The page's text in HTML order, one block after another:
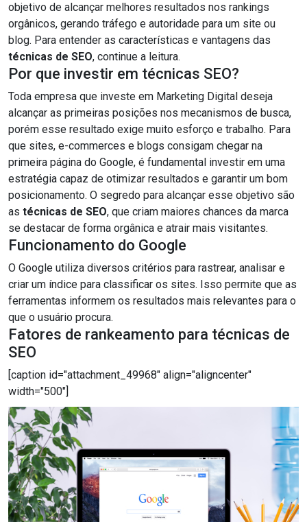
objetivo de alcançar melhores resultados nos rankings
orgânicos, gerando tráfego e autoridade para um site ou
blog. Para entender as características e vantagens das
técnicas de SEO, continue a leitura.
Por que investir em técnicas SEO?
Toda empresa que investe em Marketing Digital deseja
alcançar as primeiras posições nos mecanismos de busca,
porém esse resultado exige muito esforço e trabalho. Para
que sites, e-commerces e blogs consigam chegar na
primeira página do Google, é fundamental investir em uma
estratégia capaz de otimizar resultados e garantir um bom
posicionamento. O segredo para alcançar esse objetivo são
as técnicas de SEO, que criam maiores chances da marca
se destacar de forma orgânica e atrair mais visitantes.
Funcionamento do Google
O Google utiliza diversos critérios para rastrear, analisar e
criar um índice para classificar os sites. Isso permite que as
ferramentas informem os resultados mais relevantes para o
que o usuário procura.
Fatores de rankeamento para técnicas de
SEO
[caption id="attachment_49968" align="aligncenter"
width="500"]